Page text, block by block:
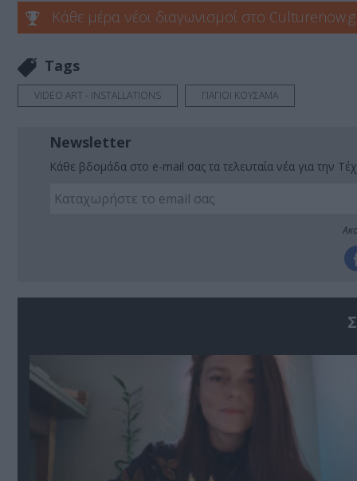
Κάθε μέρα νέοι διαγωνισμοί στο
Tags
VIDEO ART - INSTALLATIONS ΓΙΑΓΙΟΙ ΚΟΥΣΑΜΑ
Newsletter
Κάθε βδομάδα στο e-mail σας τα τελευταία νέα για την